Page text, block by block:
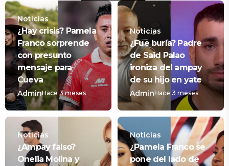
Noticias
¿Hay crisis? Pamela
Franco sorprende
con presunto
mensaje para
Cueva
AdminHace 3 meses
Noticias
¿Fue burla? Padre
de Said Palao
ironiza del ampay
de su hijo en yate
AdminHace 3 meses
Noticias
¿Ampay falso?
Onelia Molina y
Noticias
¿Pamela Franco se
pone del lado de